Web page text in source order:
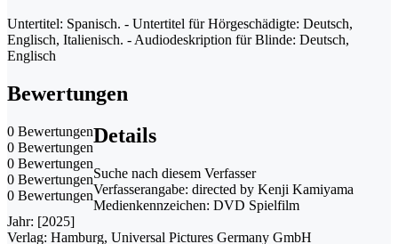
Untertitel: Spanisch. - Untertitel für Hörgeschädigte: Deutsch,
Englisch, Italienisch. - Audiodeskription für Blinde: Deutsch,
Englisch
Bewertungen
0 Bewertungen
0 Bewertungen
0 Bewertungen
0 Bewertungen
0 Bewertungen
Details
Suche nach diesem Verfasser
Verfasserangabe: directed by Kenji Kamiyama
Medienkennzeichen: DVD Spielfilm
Jahr: [2025]
Verlag: Hamburg, Universal Pictures Germany GmbH